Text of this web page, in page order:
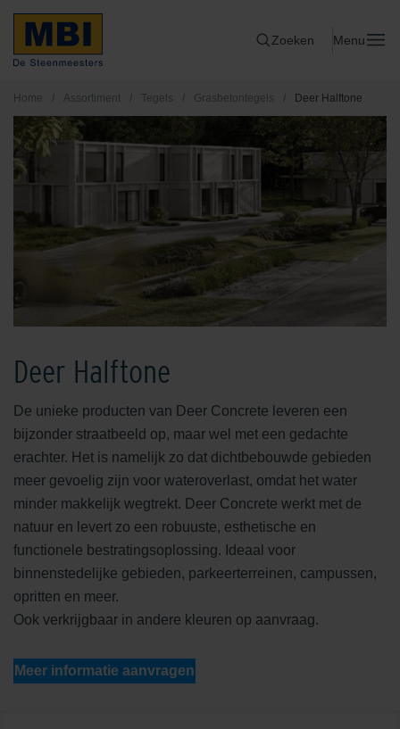
Zoeken Menu
Home / Assortiment / Tegels / Grasbetontegels / Deer Halftone
Deer Halftone
De unieke producten van Deer Concrete leveren een
bijzonder straatbeeld op, maar wel met een gedachte
erachter. Het is namelijk zo dat dichtbebouwde gebieden
meer gevoelig zijn voor wateroverlast, omdat het water
minder makkelijk wegtrekt. Deer Concrete werkt met de
natuur en levert zo een robuuste, esthetische en
functionele bestratingsoplossing. Ideaal voor
binnenstedelijke gebieden, parkeerterreinen, campussen,
opritten en meer.
Ook verkrijgbaar in andere kleuren op aanvraag.
Meer informatie aanvragen